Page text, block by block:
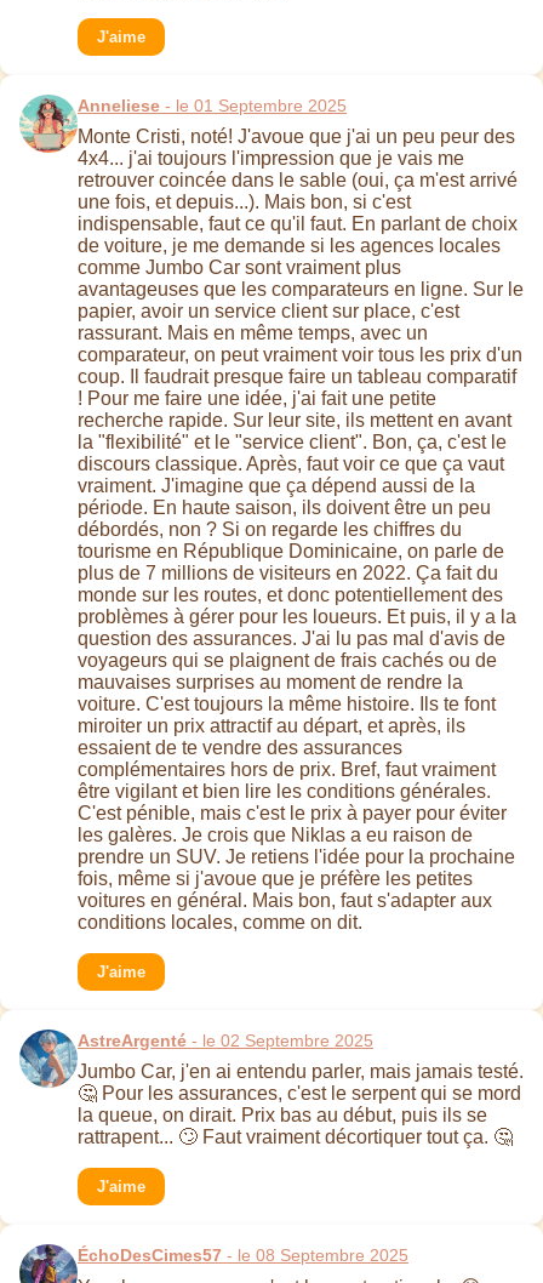
J'aime
Anneliese - le 01 Septembre 2025
Monte Cristi, noté! J'avoue que j'ai un peu peur des
4x4... j'ai toujours l'impression que je vais me
retrouver coincée dans le sable (oui, ça m'est arrivé
une fois, et depuis...). Mais bon, si c'est
indispensable, faut ce qu'il faut. En parlant de choix
de voiture, je me demande si les agences locales
comme Jumbo Car sont vraiment plus
avantageuses que les comparateurs en ligne. Sur le
papier, avoir un service client sur place, c'est
rassurant. Mais en même temps, avec un
comparateur, on peut vraiment voir tous les prix d'un
coup. Il faudrait presque faire un tableau comparatif
! Pour me faire une idée, j'ai fait une petite
recherche rapide. Sur leur site, ils mettent en avant
la "flexibilité" et le "service client". Bon, ça, c'est le
discours classique. Après, faut voir ce que ça vaut
vraiment. J'imagine que ça dépend aussi de la
période. En haute saison, ils doivent être un peu
débordés, non ? Si on regarde les chiffres du
tourisme en République Dominicaine, on parle de
plus de 7 millions de visiteurs en 2022. Ça fait du
monde sur les routes, et donc potentiellement des
problèmes à gérer pour les loueurs. Et puis, il y a la
question des assurances. J'ai lu pas mal d'avis de
voyageurs qui se plaignent de frais cachés ou de
mauvaises surprises au moment de rendre la
voiture. C'est toujours la même histoire. Ils te font
miroiter un prix attractif au départ, et après, ils
essaient de te vendre des assurances
complémentaires hors de prix. Bref, faut vraiment
être vigilant et bien lire les conditions générales.
C'est pénible, mais c'est le prix à payer pour éviter
les galères. Je crois que Niklas a eu raison de
prendre un SUV. Je retiens l'idée pour la prochaine
fois, même si j'avoue que je préfère les petites
voitures en général. Mais bon, faut s'adapter aux
conditions locales, comme on dit.
J'aime
AstreArgenté - le 02 Septembre 2025
Jumbo Car, j'en ai entendu parler, mais jamais testé.
🤔 Pour les assurances, c'est le serpent qui se mord
la queue, on dirait. Prix bas au début, puis ils se
rattrapent... 🙄 Faut vraiment décortiquer tout ça. 🤔
J'aime
ÉchoDesCimes57 - le 08 Septembre 2025